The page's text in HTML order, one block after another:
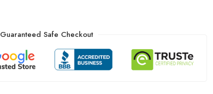
Guaranteed Safe Checkout